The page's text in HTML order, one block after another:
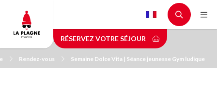
contenu
principal
RÉSERVEZ VOTRE SÉJOUR
Rendez-vous Semaine Dolce Vita | Séance jeunesse Gym ludique